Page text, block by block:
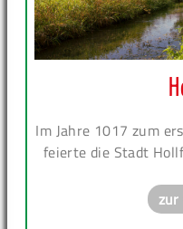
Im Jahre 1017 zum
feierte die Stadt
zur